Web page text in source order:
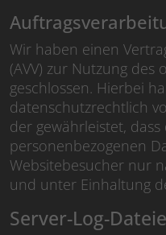
Wir haben einen
(AVV) zur Nutzung
geschlossen. Hierbei
datenschutzrechtlich
der gewährleistet, dass
personenbezogenen
Websitebesucher nur
und unter Einhaltung
Server-Log-